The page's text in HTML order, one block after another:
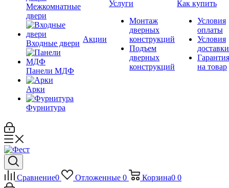
Межкомнатные
двери
Входные двери
Панели МДФ
Арки
Фурнитура
Акции
Услуги
Монтаж
дверных
конструкций
Подъем
дверных
конструкций
Как купить
Условия
оплаты
Условия
доставки
Гарантия
на товар
Сравнение0 Отложенные 0 Корзина0 0